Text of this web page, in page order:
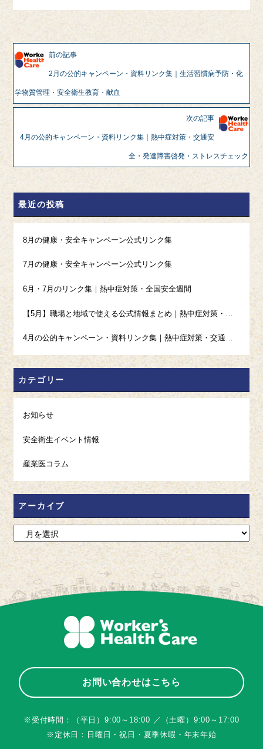
前の記事
2月の公的キャンペーン・資料リンク集｜生活習慣病予防・化
学物質管理・安全衛生教育・献血
次の記事
4月の公的キャンペーン・資料リンク集｜熱中症対策・交通安
全・発達障害啓発・ストレスチェック
最近の投稿
8月の健康・安全キャンペーン公式リンク集
7月の健康・安全キャンペーン公式リンク集
6月・7月のリンク集｜熱中症対策・全国安全週間
4月の公的キャンペーン・資料リンク集｜熱中症対策・交通安全・発達障害啓発・ストレスチェック
カテゴリー
お知らせ
安全衛生イベント情報
産業医コラム
アーカイブ
お問い合わせはこちら
※受付時間：（平日）9:00～18:00 ／（土曜）9:00～17:00
※定休日：日曜日・祝日・夏季休暇・年末年始